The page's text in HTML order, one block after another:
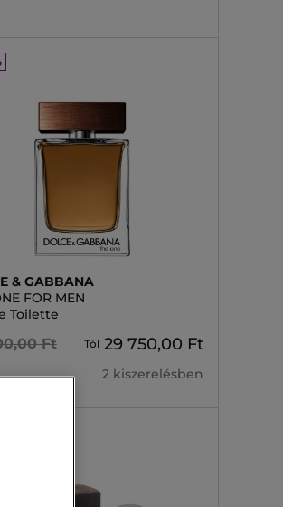
& GABBANA
FOR MEN
Toilette
Ft Tól 29 750,00 Ft
2 kiszerelésben